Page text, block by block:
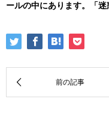
ールの中にあります。「迷